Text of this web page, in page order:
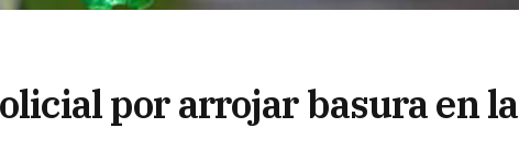
por arrojar basura en la